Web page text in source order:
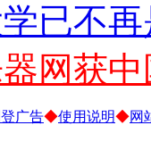
已不
网获
广告◆使用说明◆网